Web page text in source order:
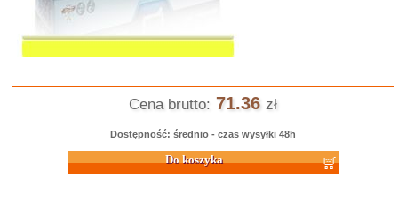
Cena brutto: 71.36 zł
Dostępność: średnio - czas wysyłki 48h
Do koszyka